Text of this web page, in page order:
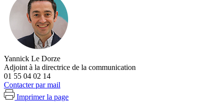
Yannick Le Dorze
Adjoint à la directrice de la communication
01 55 04 02 14
Contacter par mail
Imprimer la page